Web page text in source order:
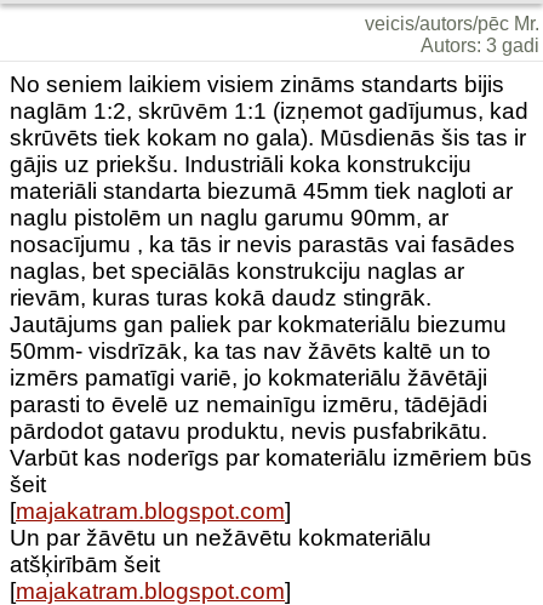
veicis/autors/pēc Mr.
Autors: 3 gadi
No seniem laikiem visiem zināms standarts bijis
naglām 1:2, skrūvēm 1:1 (izņemot gadījumus, kad
skrūvēts tiek kokam no gala). Mūsdienās šis tas ir
gājis uz priekšu. Industriāli koka konstrukciju
materiāli standarta biezumā 45mm tiek nagloti ar
naglu pistolēm un naglu garumu 90mm, ar
nosacījumu , ka tās ir nevis parastās vai fasādes
naglas, bet speciālās konstrukciju naglas ar
rievām, kuras turas kokā daudz stingrāk.
Jautājums gan paliek par kokmateriālu biezumu
50mm- visdrīzāk, ka tas nav žāvēts kaltē un to
izmērs pamatīgi variē, jo kokmateriālu žāvētāji
parasti to ēvelē uz nemainīgu izmēru, tādējādi
pārdodot gatavu produktu, nevis pusfabrikātu.
Varbūt kas noderīgs par komateriālu izmēriem būs
šeit
[majakatram.blogspot.com]
Un par žāvētu un nežāvētu kokmateriālu
atšķirībām šeit
[majakatram.blogspot.com]